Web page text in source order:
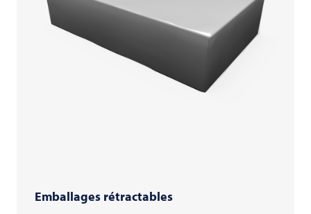
Emballages rétractables